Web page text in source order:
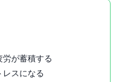
が蓄積する
レスになる